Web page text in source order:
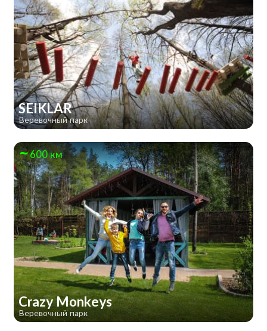
SEIKLAR
Веревочный парк
600 км
Crazy Monkeys
Веревочный парк